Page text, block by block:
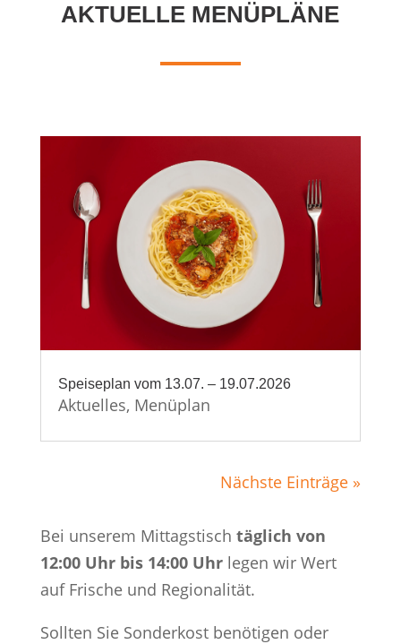
AKTUELLE MENÜPLÄNE
Speiseplan vom 13.07. – 19.07.2026
Aktuelles, Menüplan
Nächste Einträge »
Bei unserem Mittagstisch täglich von
12:00 Uhr bis 14:00 Uhrlegen wir Wert
auf Frische und Regionalität.
Sollten Sie Sonderkost benötigen oder